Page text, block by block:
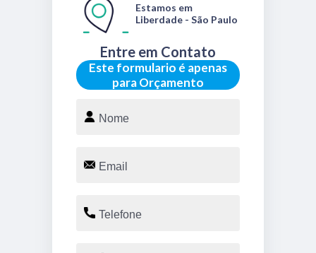
Este formulario é apenas
para Orçamento
Entre em Contato
Estamos em
Liberdade - São Paulo